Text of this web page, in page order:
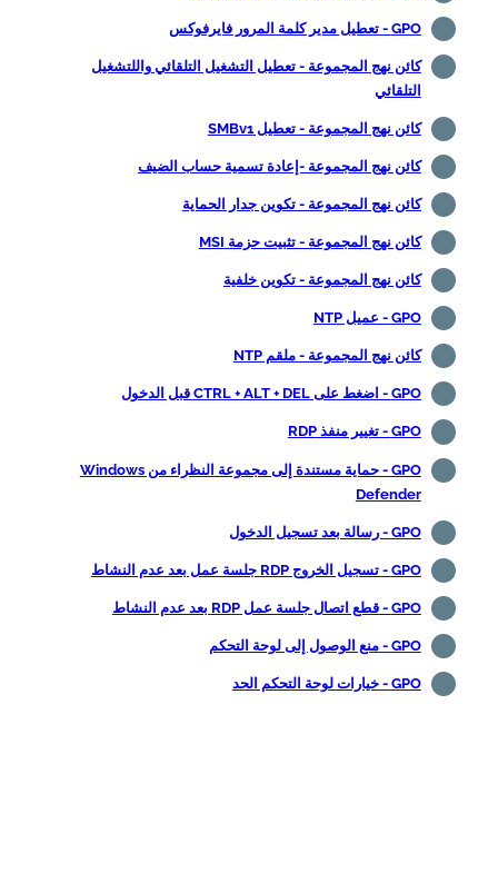
GPO - تعطيل مدير كلمة المرور فايرفوكس
كائن نهج المجموعة - تعطيل التشغيل التلقائي واللتشغيل
كائن نهج المجموعة - تعطيل SMBv1
كائن نهج المجموعة -إعادة تسمية حساب الضيف
كائن نهج المجموعة - تكوين جدار الحماية
كائن نهج المجموعة - تثبيت حزمة MSI
كائن نهج المجموعة - تكوين خلفية
GPO - عميل NTP
كائن نهج المجموعة - ملقم NTP
GPO - اضغط على CTRL + ALT + DEL قبل الدخول
GPO - تغيير منفذ RDP
GPO - حماية مستندة إلى مجموعة النظراء من Windows
Defender
GPO - رسالة بعد تسجيل الدخول
GPO - تسجيل الخروج RDP جلسة عمل بعد عدم النشاط
GPO - قطع اتصال جلسة عمل RDP بعد عدم النشاط
GPO - منع الوصول إلى لوحة التحكم
GPO - خيارات لوحة التحكم الحد